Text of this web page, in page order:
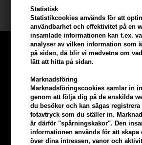
Statistisk
Statistikcookies används för att
användbarhet och effektivitet på en
insamlade informationen kan t.ex.
analyser av vilken information som
på sidan, då blir vi medvetna om
lätt att hitta på sidan.
Marknadsföring
Marknadsföringscookies samlar in
genom att följa dig på de enskilda
du besöker och kan sägas
fotavtryck som du ställer in.
är därför "spårningskakor". Den
informationen används för att skapa
över dina intressen, vanor och